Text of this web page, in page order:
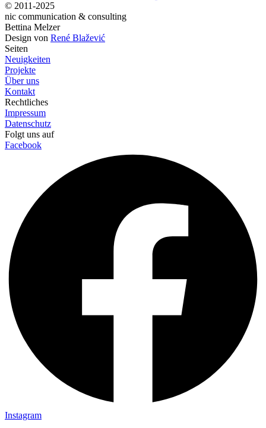
© 2011-2025
nic communication & consulting
Bettina Melzer
Design von René Blažević
Seiten
Neuigkeiten
Projekte
Über uns
Kontakt
Rechtliches
Impressum
Datenschutz
Folgt uns auf
Facebook
Instagram